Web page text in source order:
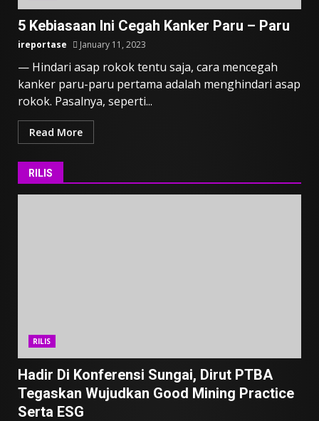
5 Kebiasaan Ini Cegah Kanker Paru – Paru
ireportase January 11, 2023
— Hindari asap rokok tentu saja, cara mencegah
kanker paru-paru pertama adalah menghindari asap
rokok. Pasalnya, seperti...
Read More
RILIS
RILIS
Hadir Di Konferensi Sungai, Dirut PTBA
Tegaskan Wujudkan Good Mining Practice
Serta ESG